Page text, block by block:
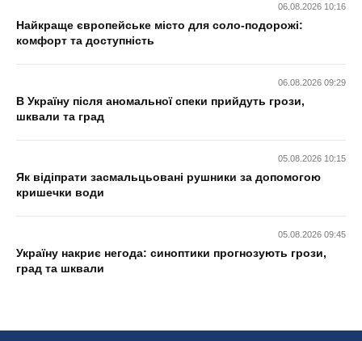
06.08.2026 10:16
Найкраще європейське місто для соло-подорожі:
комфорт та доступність
06.08.2026 09:29
В Україну після аномальної спеки прийдуть грози,
шквали та град
05.08.2026 10:15
Як відіпрати засмальцьовані рушники за допомогою
кришечки води
05.08.2026 09:45
Україну накриє негода: синоптики прогнозують грози,
град та шквали